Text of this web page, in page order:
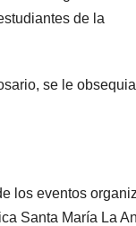
de la
se le
los eventos
Santa María La